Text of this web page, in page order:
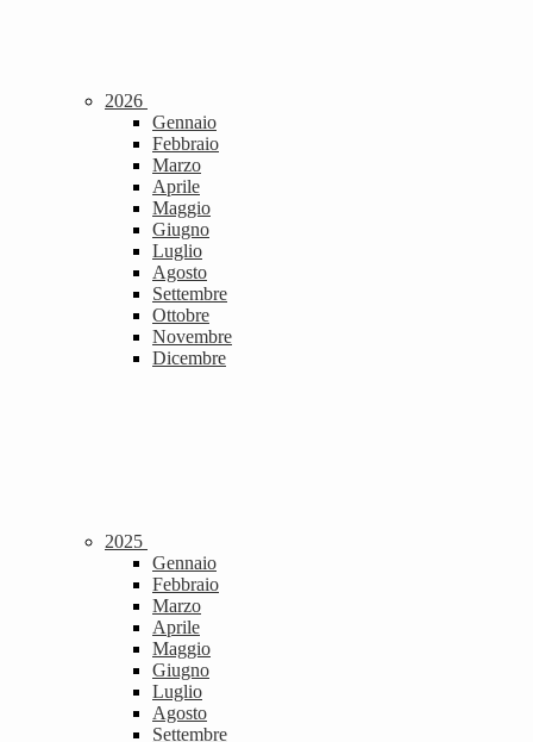
2026
Gennaio
Febbraio
Marzo
Aprile
Maggio
Giugno
Luglio
Agosto
Settembre
Ottobre
Novembre
Dicembre
2025
Gennaio
Febbraio
Marzo
Aprile
Maggio
Giugno
Luglio
Agosto
Settembre